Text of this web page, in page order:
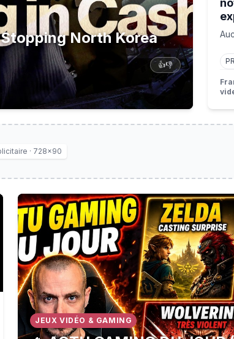
North Korea
👍👎
· 728×90
le réchauffement climatique ?
🔥 ACTU GAMING DU JOUR (07 AOUT):
JEUX VIDÉO & GAMING